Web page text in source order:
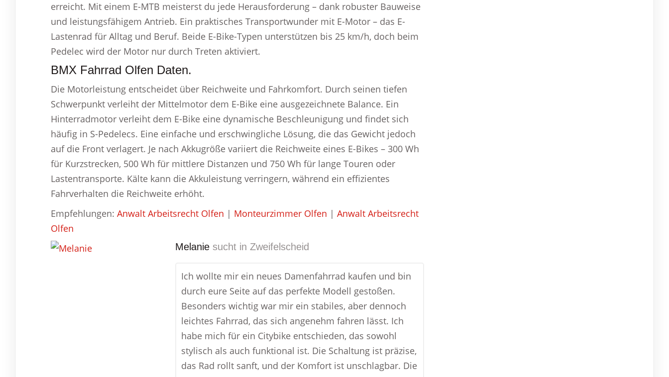
erreicht. Mit einem E-MTB meisterst du jede Herausforderung – dank robuster Bauweise
und leistungsfähigem Antrieb. Ein praktisches Transportwunder mit E-Motor – das E-
Lastenrad für Alltag und Beruf. Beide E-Bike-Typen unterstützen bis 25 km/h, doch beim
Pedelec wird der Motor nur durch Treten aktiviert.
BMX Fahrrad Olfen Daten.
Die Motorleistung entscheidet über Reichweite und Fahrkomfort. Durch seinen tiefen
Schwerpunkt verleiht der Mittelmotor dem E-Bike eine ausgezeichnete Balance. Ein
Hinterradmotor verleiht dem E-Bike eine dynamische Beschleunigung und findet sich
häufig in S-Pedelecs. Eine einfache und erschwingliche Lösung, die das Gewicht jedoch
auf die Front verlagert. Je nach Akkugröße variiert die Reichweite eines E-Bikes – 300 Wh
für Kurzstrecken, 500 Wh für mittlere Distanzen und 750 Wh für lange Touren oder
Lastentransporte. Kälte kann die Akkuleistung verringern, während ein effizientes
Fahrverhalten die Reichweite erhöht.
Empfehlungen: Anwalt Arbeitsrecht Olfen | Monteurzimmer Olfen | Anwalt Arbeitsrecht
Olfen
Melanie sucht in Zweifelscheid
Ich wollte mir ein neues Damenfahrrad kaufen und bin
durch eure Seite auf das perfekte Modell gestoßen.
Besonders wichtig war mir ein stabiles, aber dennoch
leichtes Fahrrad, das sich angenehm fahren lässt. Ich
habe mich für ein Citybike entschieden, das sowohl
stylisch als auch funktional ist. Die Schaltung ist präzise,
das Rad rollt sanft, und der Komfort ist unschlagbar. Die